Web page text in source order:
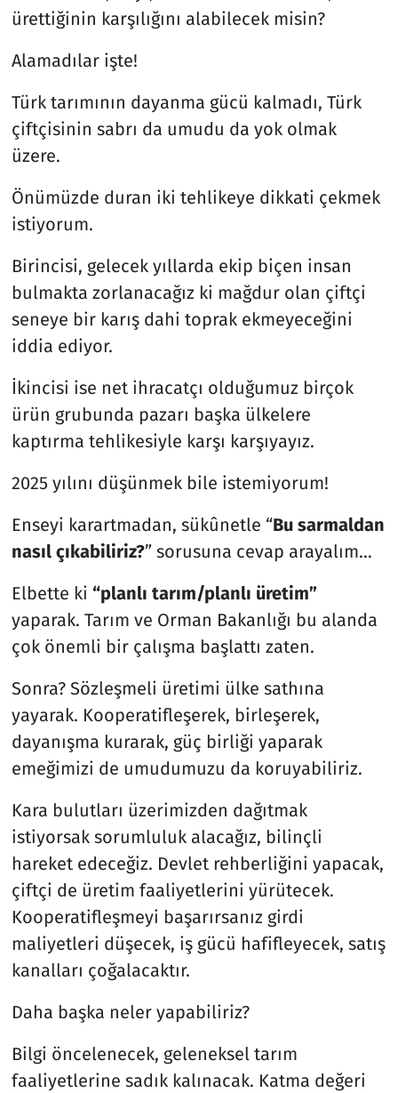
ürettiğinin karşılığını alabilecek misin?
Alamadılar işte!
Türk tarımının dayanma gücü kalmadı, Türk
çiftçisinin sabrı da umudu da yok olmak
üzere.
Önümüzde duran iki tehlikeye dikkati çekmek
istiyorum.
Birincisi, gelecek yıllarda ekip biçen insan
bulmakta zorlanacağız ki mağdur olan çiftçi
seneye bir karış dahi toprak ekmeyeceğini
iddia ediyor.
İkincisi ise net ihracatçı olduğumuz birçok
ürün grubunda pazarı başka ülkelere
kaptırma tehlikesiyle karşı karşıyayız.
2025 yılını düşünmek bile istemiyorum!
Enseyi karartmadan, sükûnetle “Bu sarmaldan
nasıl çıkabiliriz?” sorusuna cevap arayalım…
Elbette ki “planlı tarım/planlı üretim”
yaparak. Tarım ve Orman Bakanlığı bu alanda
çok önemli bir çalışma başlattı zaten.
Sonra? Sözleşmeli üretimi ülke sathına
yayarak. Kooperatifleşerek, birleşerek,
dayanışma kurarak, güç birliği yaparak
emeğimizi de umudumuzu da koruyabiliriz.
Kara bulutları üzerimizden dağıtmak
istiyorsak sorumluluk alacağız, bilinçli
hareket edeceğiz. Devlet rehberliğini yapacak,
çiftçi de üretim faaliyetlerini yürütecek.
Kooperatifleşmeyi başarırsanız girdi
maliyetleri düşecek, iş gücü hafifleyecek, satış
kanalları çoğalacaktır.
Daha başka neler yapabiliriz?
Bilgi öncelenecek, geleneksel tarım
faaliyetlerine sadık kalınacak. Katma değeri